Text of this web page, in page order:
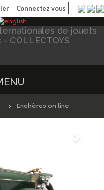
Connectez vous
Enchères on line